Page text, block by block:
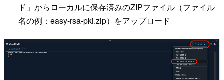
ド」からローカルに保存済みのZIPファイル（ファイル
名の例：easy-rsa-pki.zip）をアップロード